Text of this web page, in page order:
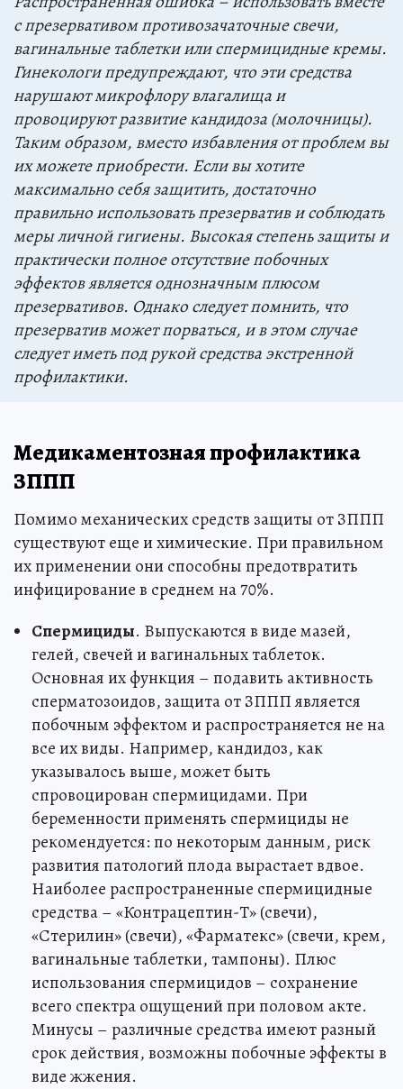
с презервативом противозачаточные свечи,
вагинальные таблетки или спермицидные кремы.
Гинекологи предупреждают, что эти средства
нарушают микрофлору влагалища и
провоцируют развитие кандидоза (молочницы).
Таким образом, вместо избавления от проблем вы
их можете приобрести. Если вы хотите
максимально себя защитить, достаточно
правильно использовать презерватив и соблюдать
меры личной гигиены. Высокая степень защиты и
практически полное отсутствие побочных
эффектов является однозначным плюсом
презервативов. Однако следует помнить, что
презерватив может порваться, и в этом случае
следует иметь под рукой средства экстренной
профилактики.
Медикаментозная профилактика
ЗППП
Помимо механических средств защиты от ЗППП
существуют еще и химические. При правильном
их применении они способны предотвратить
инфицирование в среднем на 70%.
Спермициды. Выпускаются в виде мазей,
гелей, свечей и вагинальных таблеток.
Основная их функция – подавить активность
сперматозоидов, защита от ЗППП является
побочным эффектом и распространяется не на
все их виды. Например, кандидоз, как
указывалось выше, может быть
спровоцирован спермицидами. При
беременности применять спермициды не
рекомендуется: по некоторым данным, риск
развития патологий плода вырастает вдвое.
Наиболее распространенные спермицидные
средства – «Контрацептин-Т» (свечи),
«Стерилин» (свечи), «Фарматекс» (свечи, крем,
вагинальные таблетки, тампоны). Плюс
использования спермицидов – сохранение
всего спектра ощущений при половом акте.
Минусы – различные средства имеют разный
срок действия, возможны побочные эффекты в
виде жжения.